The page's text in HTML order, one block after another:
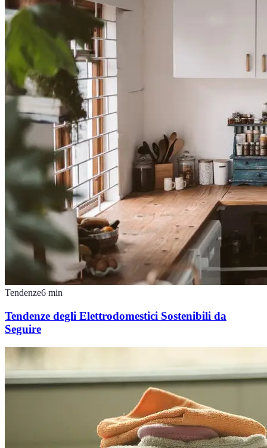
Tendenze6 min
Tendenze degli Elettrodomestici Sostenibili da
Seguire